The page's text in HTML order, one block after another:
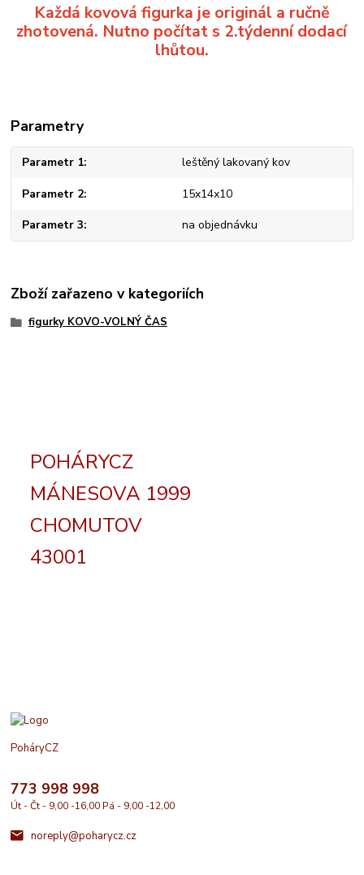
Každá kovová figurka je originál a ručně
zhotovená. Nutno počítat s 2.týdenní dodací
lhůtou.
Parametry
Parametr 1 leštěný lakovaný kov
Parametr 2 15x14x10
Parametr 3 na objednávku
Zboží zařazeno v kategoriích
figurky KOVO-VOLNÝ ČAS
POHÁRYCZ
MÁNESOVA 1999
CHOMUTOV
43001
PoháryCZ
773 998 998
Út - Čt - 9,00 -16,00 Pá - 9,00 -12,00
noreply@poharycz.cz